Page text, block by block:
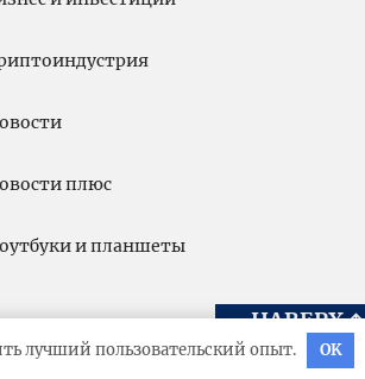
плюс
и планшеты
НАВЕРХ↑
лучший пользовательский опыт. OK